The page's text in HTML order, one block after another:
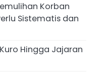
Korban
Sistematis dan
Hingga Jajaran